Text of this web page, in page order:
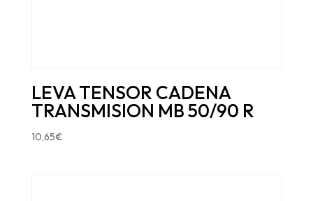
LEVA TENSOR CADENA
TRANSMISION MB 50/90 R
10,65€